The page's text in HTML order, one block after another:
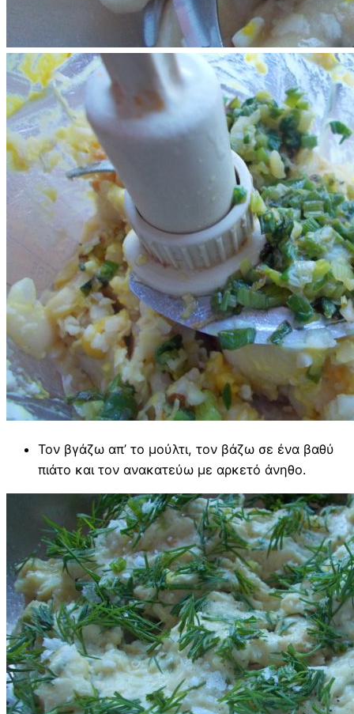
Τον βγάζω απ’ το μούλτι, τον βάζω σε ένα βαθύ
πιάτο και τον ανακατεύω με αρκετό άνηθο.